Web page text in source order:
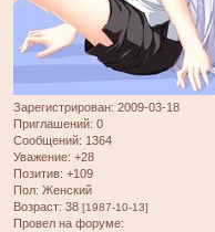
Зарегистрирован: 2009-03-18
Приглашений: 0
Сообщений: 1364
Уважение: +28
Позитив: +109
Пол: Женский
Возраст: 38 [1987-10-13]
Провел на форуме: